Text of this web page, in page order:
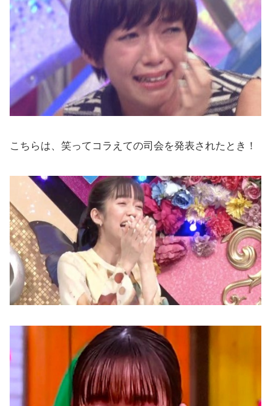
こちらは、笑ってコラえての司会を発表されたとき！